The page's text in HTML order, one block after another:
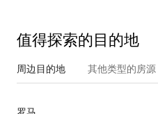
值得探索的目的地
周边目的地 其他类型的房源